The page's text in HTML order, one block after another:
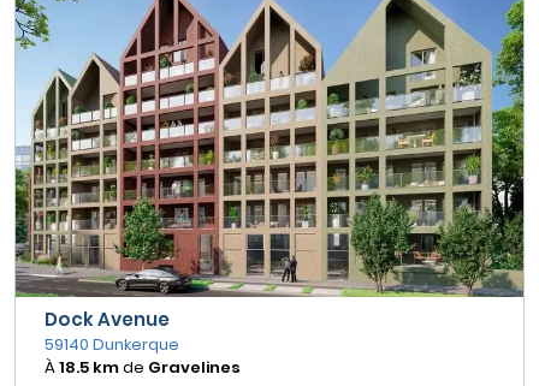
Dock Avenue
59140 Dunkerque
À18.5 kmde Gravelines